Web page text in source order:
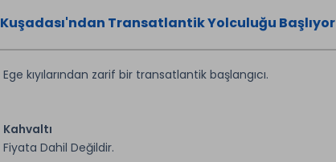
Kuşadası'ndan Transatlantik Yolculuğu Başlıyor
Ege kıyılarından zarif bir transatlantik başlangıcı.
Kahvaltı
Fiyata Dahil Değildir.